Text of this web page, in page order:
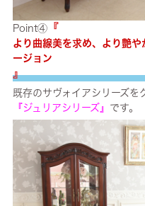
Point④『
より曲線美を求め、より艶
ージョン
』
既存のサヴォイアシリーズを
『ジュリアシリーズ』 です。